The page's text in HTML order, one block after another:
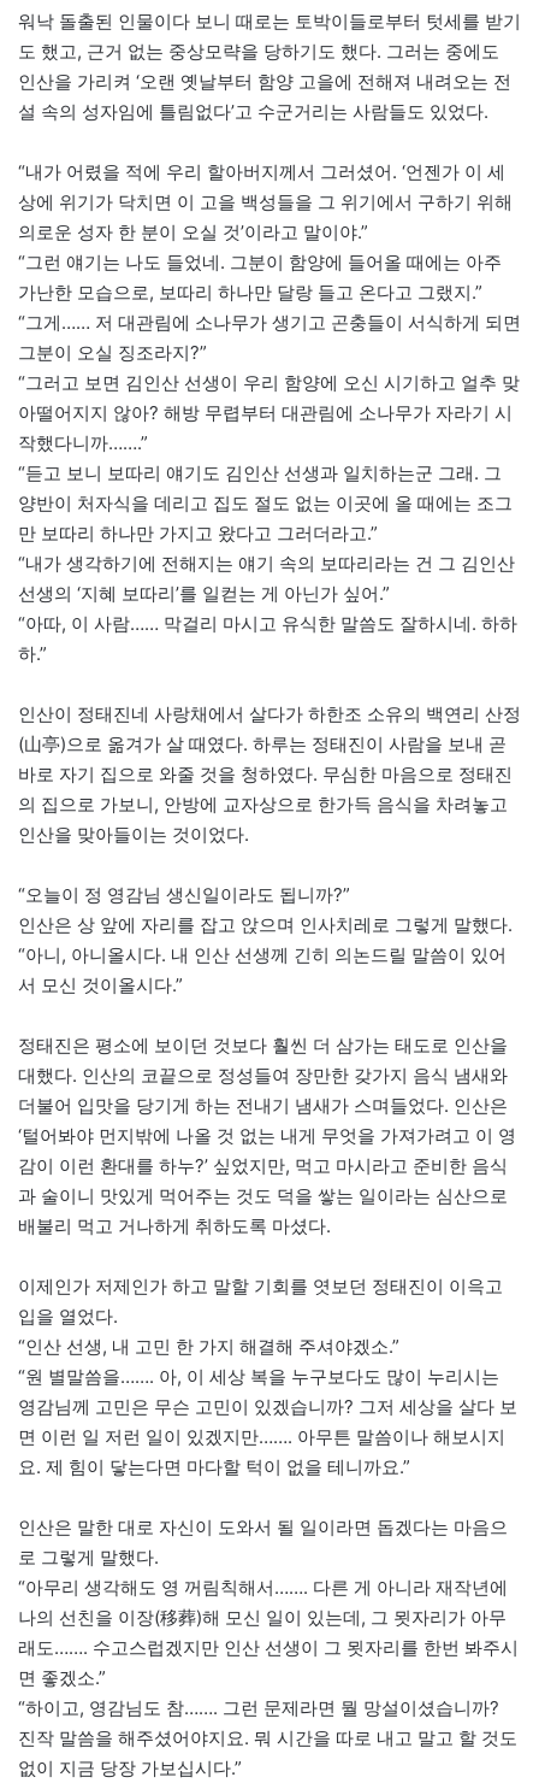
워낙 돌출된 인물이다 보니 때로는 토박이들로부터 텃세를 받기
도 했고, 근거 없는 중상모략을 당하기도 했다. 그러는 중에도
인산을 가리켜 ‘오랜 옛날부터 함양 고을에 전해져 내려오는 전
설 속의 성자임에 틀림없다’고 수군거리는 사람들도 있었다.
“내가 어렸을 적에 우리 할아버지께서 그러셨어. ‘언젠가 이 세
상에 위기가 닥치면 이 고을 백성들을 그 위기에서 구하기 위해
의로운 성자 한 분이 오실 것’이라고 말이야.”
“그런 얘기는 나도 들었네. 그분이 함양에 들어올 때에는 아주
가난한 모습으로, 보따리 하나만 달랑 들고 온다고 그랬지.”
“그게…… 저 대관림에 소나무가 생기고 곤충들이 서식하게 되면
그분이 오실 징조라지?”
“그러고 보면 김인산 선생이 우리 함양에 오신 시기하고 얼추 맞
아떨어지지 않아? 해방 무렵부터 대관림에 소나무가 자라기 시
작했다니까…….”
“듣고 보니 보따리 얘기도 김인산 선생과 일치하는군 그래. 그
양반이 처자식을 데리고 집도 절도 없는 이곳에 올 때에는 조그
만 보따리 하나만 가지고 왔다고 그러더라고.”
“내가 생각하기에 전해지는 얘기 속의 보따리라는 건 그 김인산
선생의 ‘지혜 보따리’를 일컫는 게 아닌가 싶어.”
“아따, 이 사람…… 막걸리 마시고 유식한 말씀도 잘하시네. 하하
하.”
인산이 정태진네 사랑채에서 살다가 하한조 소유의 백연리 산정
(山亭)으로 옮겨가 살 때였다. 하루는 정태진이 사람을 보내 곧
바로 자기 집으로 와줄 것을 청하였다. 무심한 마음으로 정태진
의 집으로 가보니, 안방에 교자상으로 한가득 음식을 차려놓고
인산을 맞아들이는 것이었다.
“오늘이 정 영감님 생신일이라도 됩니까?”
인산은 상 앞에 자리를 잡고 앉으며 인사치레로 그렇게 말했다.
“아니, 아니올시다. 내 인산 선생께 긴히 의논드릴 말씀이 있어
서 모신 것이올시다.”
정태진은 평소에 보이던 것보다 훨씬 더 삼가는 태도로 인산을
대했다. 인산의 코끝으로 정성들여 장만한 갖가지 음식 냄새와
더불어 입맛을 당기게 하는 전내기 냄새가 스며들었다. 인산은
‘털어봐야 먼지밖에 나올 것 없는 내게 무엇을 가져가려고 이 영
감이 이런 환대를 하누?’ 싶었지만, 먹고 마시라고 준비한 음식
과 술이니 맛있게 먹어주는 것도 덕을 쌓는 일이라는 심산으로
배불리 먹고 거나하게 취하도록 마셨다.
이제인가 저제인가 하고 말할 기회를 엿보던 정태진이 이윽고
입을 열었다.
“인산 선생, 내 고민 한 가지 해결해 주셔야겠소.”
“원 별말씀을……. 아, 이 세상 복을 누구보다도 많이 누리시는
영감님께 고민은 무슨 고민이 있겠습니까? 그저 세상을 살다 보
면 이런 일 저런 일이 있겠지만……. 아무튼 말씀이나 해보시지
요. 제 힘이 닿는다면 마다할 턱이 없을 테니까요.”
인산은 말한 대로 자신이 도와서 될 일이라면 돕겠다는 마음으
로 그렇게 말했다.
“아무리 생각해도 영 꺼림칙해서……. 다른 게 아니라 재작년에
나의 선친을 이장(移葬)해 모신 일이 있는데, 그 묏자리가 아무
래도……. 수고스럽겠지만 인산 선생이 그 묏자리를 한번 봐주시
면 좋겠소.”
“하이고, 영감님도 참……. 그런 문제라면 뭘 망설이셨습니까?
진작 말씀을 해주셨어야지요. 뭐 시간을 따로 내고 말고 할 것도
없이 지금 당장 가보십시다.”